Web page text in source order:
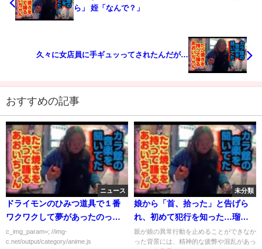
ら」 姪「なんで？」
久々に女店員に手ギュッってされたんだが…
おすすめの記事
ニュース
ドライモンのひみつ道具で１番
ワクワクして夢があったのって
タケコプでもどこドアでもタイ
ムマシンでもなくこれだよな
c_img_param=; //img-
c.net/output/category/anime.js
未分類
娘から「首、拾った」と告げら
れ、初めて犯行を知った…瑠奈
被告の父親出廷、被害男性の遺
族に謝罪して証言 娘の行動は
親が娘の異常行動を止めることができなか
った背景には、精神的な疲弊や混乱があっ